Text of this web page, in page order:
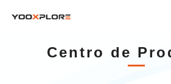
Centro de